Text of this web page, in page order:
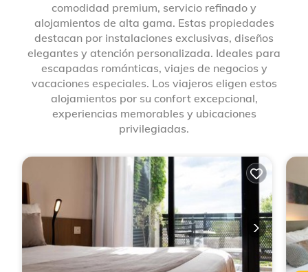
comodidad premium, servicio refinado y
alojamientos de alta gama. Estas propiedades
destacan por instalaciones exclusivas, diseños
elegantes y atención personalizada. Ideales para
escapadas románticas, viajes de negocios y
vacaciones especiales. Los viajeros eligen estos
alojamientos por su confort excepcional,
experiencias memorables y ubicaciones
privilegiadas.